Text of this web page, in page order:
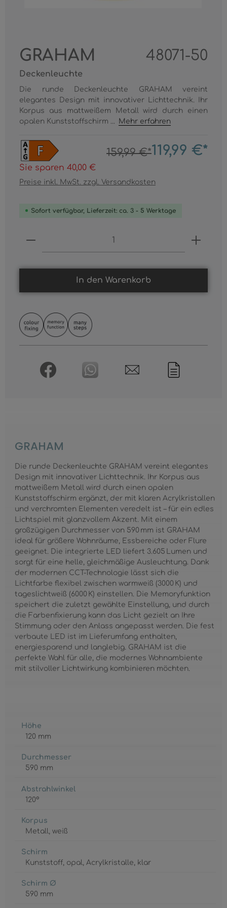
GRAHAM 48071-50
Deckenleuchte
Die runde Deckenleuchte GRAHAM vereint
elegantes Design mit innovativer Lichttechnik. Ihr
Korpus aus mattweißem Metall wird durch einen
opalen Kunststoffschirm ...
Mehr erfahren
159,99 €*119,99 €*
Sie sparen 40,00 €
Preise inkl. MwSt. zzgl. Versandkosten
Sofort verfügbar, Lieferzeit: ca. 3 - 5 Werktage
Produkt Anzahl: Gib den
In den Warenkorb
GRAHAM
Die runde Deckenleuchte GRAHAM vereint elegantes
Design mit innovativer Lichttechnik. Ihr Korpus aus
mattweißem Metall wird durch einen opalen
Kunststoffschirm ergänzt, der mit klaren Acrylkristallen
und verchromten Elementen veredelt ist – für ein edles
Lichtspiel mit glanzvollem Akzent. Mit einem
großzügigen Durchmesser von 590 mm ist GRAHAM
ideal für größere Wohnräume, Essbereiche oder Flure
geeignet. Die integrierte LED liefert 3.605 Lumen und
sorgt für eine helle, gleichmäßige Ausleuchtung. Dank
der modernen CCT-Technologie lässt sich die
Lichtfarbe flexibel zwischen warmweiß (3000 K) und
tageslichtweiß (6000 K) einstellen. Die Memoryfunktion
speichert die zuletzt gewählte Einstellung, und durch
die Farbenfixierung kann das Licht gezielt an Ihre
Stimmung oder den Anlass angepasst werden. Die fest
verbaute LED ist im Lieferumfang enthalten,
energiesparend und langlebig. GRAHAM ist die
perfekte Wahl für alle, die modernes Wohnambiente
mit stilvoller Lichtwirkung kombinieren möchten.
Höhe
120 mm
Durchmesser
590 mm
Abstrahlwinkel
120°
Korpus
Metall , weiß
Schirm
Kunststoff, opal, Acrylkristalle, klar
Schirm Ø
590 mm